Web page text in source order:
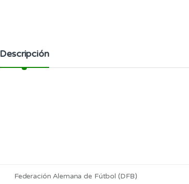
Descripción
Federación Alemana de Fútbol (DFB)